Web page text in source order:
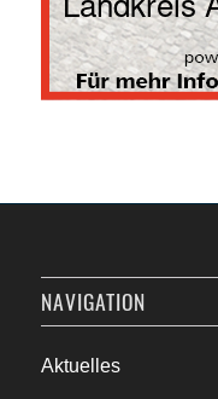
NAVIGATION
Aktuelles